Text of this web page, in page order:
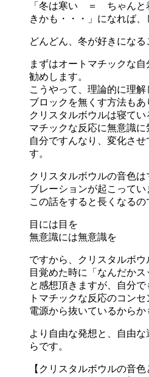
「冬は寒い ＝ ちゃん
きかも・・・」になれば、
どんどん、冬が好きになる
まずはオートマチックな
勧めします。
こうやって、理論的に理解
ブロックを無くす方法もあ
クリスタルボウルは寝てい
マチックな反応に無意識に
自分ですんなり、変化させ
す。
クリスタルボウルの音色
ブレーションが起こってい
この話をすると長くなるの
目には目を
無意識には無意識を
ですから、クリスタルボウ
目覚めた時に「 なんだかス
と感想頂きますが、
自分で
トマチックな反応のコンセ
電源から抜いているからか
より自由な発想と、自由
らです。
【クリスタルボウルの